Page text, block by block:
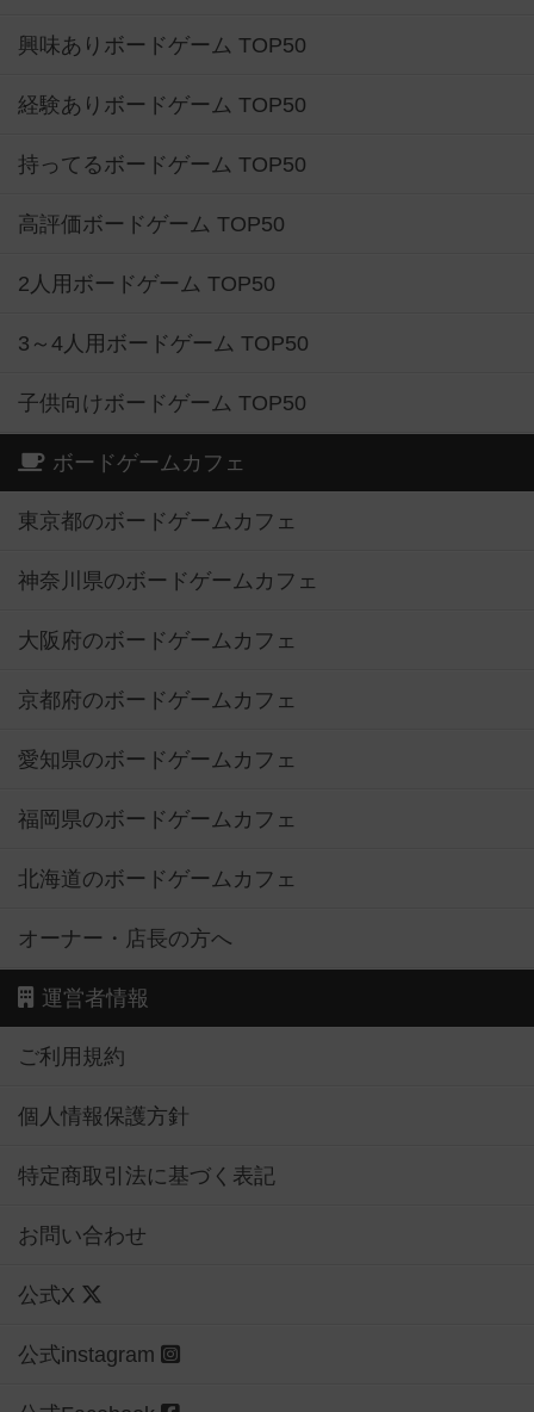
興味ありボードゲーム TOP50
経験ありボードゲーム TOP50
持ってるボードゲーム TOP50
高評価ボードゲーム TOP50
2人用ボードゲーム TOP50
3～4人用ボードゲーム TOP50
子供向けボードゲーム TOP50
ボードゲームカフェ
東京都のボードゲームカフェ
神奈川県のボードゲームカフェ
大阪府のボードゲームカフェ
京都府のボードゲームカフェ
愛知県のボードゲームカフェ
福岡県のボードゲームカフェ
北海道のボードゲームカフェ
オーナー・店長の方へ
運営者情報
ご利用規約
個人情報保護方針
特定商取引法に基づく表記
お問い合わせ
公式X
公式instagram